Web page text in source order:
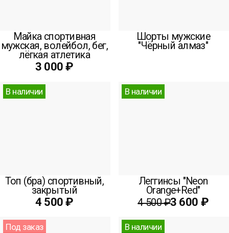
Майка спортивная
мужская, волейбол, бег,
лёгкая атлетика
3 000 ₽
Шорты мужские
"Чёрный алмаз"
В наличии
Топ (бра) спортивный,
закрытый
4 500 ₽
В наличии
Леггинсы "Neon
Orange+Red"
4 500 ₽3 600 ₽
Под заказ В наличии